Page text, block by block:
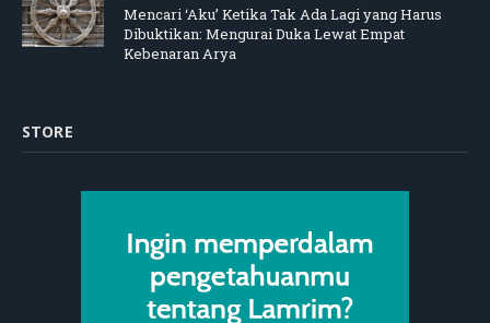
Mencari ‘Aku’ Ketika Tak Ada Lagi yang Harus
Dibuktikan: Mengurai Duka Lewat Empat
Kebenaran Arya
STORE